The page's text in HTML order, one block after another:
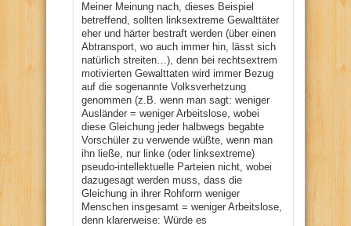
Meiner Meinung nach, dieses Beispiel
betreffend, sollten linksextreme Gewalttäter
eher und härter bestraft werden (über einen
Abtransport, wo auch immer hin, lässt sich
natürlich streiten…), denn bei rechtsextrem
motivierten Gewalttaten wird immer Bezug
auf die sogenannte Volksverhetzung
genommen (z.B. wenn man sagt: weniger
Ausländer = weniger Arbeitslose, wobei
diese Gleichung jeder halbwegs begabte
Vorschüler zu verwende wüßte, wenn man
ihn ließe, nur linke (oder linksextreme)
pseudo-intellektuelle Parteien nicht, wobei
dazugesagt werden muss, dass die
Gleichung in ihrer Rohform weniger
Menschen insgesamt = weniger Arbeitslose,
denn klarerweise: Würde es